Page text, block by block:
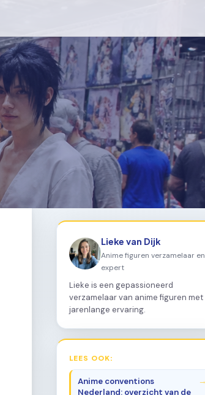
Lieke van Dijk
Anime figuren verzamelaar en
expert
Lieke is een gepassioneerd
verzamelaar van anime figuren met
jarenlange ervaring.
LEES OOK:
Anime conventions
Nederland: overzicht van de